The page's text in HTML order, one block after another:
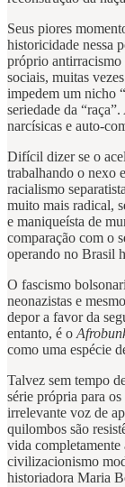
Seus piores
historicidade nessa
próprio antirracismo
sociais, muitas
impedem um nicho
seriedade da
narcísicas e auto-
Difícil dizer se o
trabalhando o nexo
racialismo
muito mais radical,
e maniqueísta de
comparação com o
operando no Brasil
O fascismo
neonazistas e
depor a favor da
entanto, é o
como uma espécie
Talvez sem tempo
série própria para
irrelevante voz de
quilombos são
vida completamente
civilizacionismo
historiadora Maria